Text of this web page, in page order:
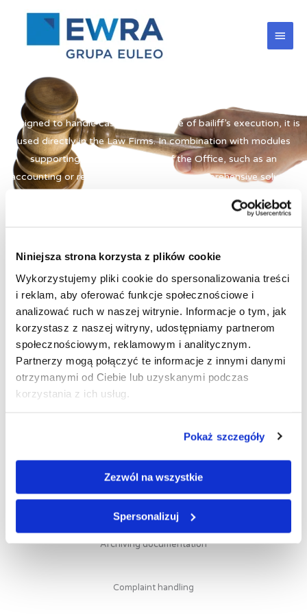
Niniejsza strona korzysta z plików cookie
Wykorzystujemy pliki cookie do spersonalizowania treści
i reklam, aby oferować funkcje społecznościowe i
analizować ruch w naszej witrynie. Informacje o tym, jak
korzystasz z naszej witryny, udostępniamy partnerom
społecznościowym, reklamowym i analitycznym.
Partnerzy mogą połączyć te informacje z innymi danymi
otrzymanymi od Ciebie lub uzyskanymi podczas
korzystania z ich usług.
Pokaż szczegóły
Zezwól na wszystkie
Spersonalizuj
Main
Designed to handle cases at the stage of bailiff’s execution, it is
used directly in the Law Firms. In combination with modules
supporting the management of the Office, such as an
accounting or reporting module, it is a comprehensive solution
Masscollect and integration with banking systems, allowing for
rapid posting of deposits
E-mail and sms notifications supporting contact with clients
and debtors
Workflow tailored to customer needs
Handling of incoming and outgoing correspondence based on
barcodes
Archiving documentation
Complaint handling